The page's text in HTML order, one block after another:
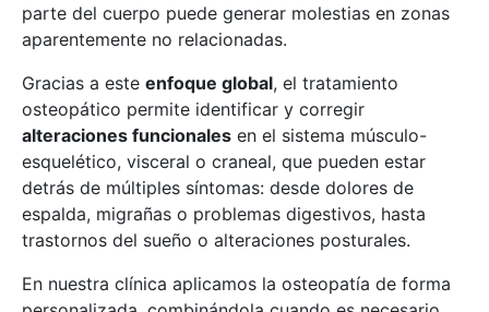
parte del cuerpo puede generar molestias en zonas
aparentemente no relacionadas.
Gracias a este enfoque global, el tratamiento
osteopático permite identificar y corregir
alteraciones funcionales en el sistema músculo-
esquelético, visceral o craneal, que pueden estar
detrás de múltiples síntomas: desde dolores de
espalda, migrañas o problemas digestivos, hasta
trastornos del sueño o alteraciones posturales.
En nuestra clínica aplicamos la osteopatía de forma